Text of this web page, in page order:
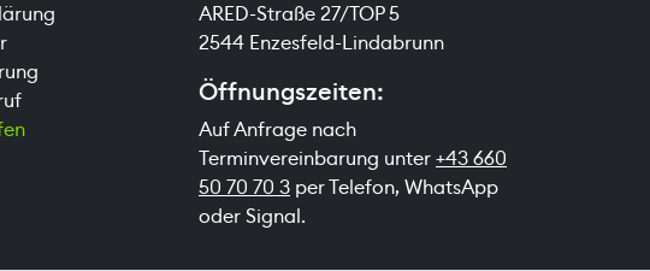
ARED-Straße 27/TOP 5
2544 Enzesfeld-Lindabrunn
Öffnungszeiten:
Auf Anfrage nach
Terminvereinbarung unter+43 660
50 70 70 3 per Telefon, WhatsApp
oder Signal.